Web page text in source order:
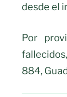
desde el
Por
884,